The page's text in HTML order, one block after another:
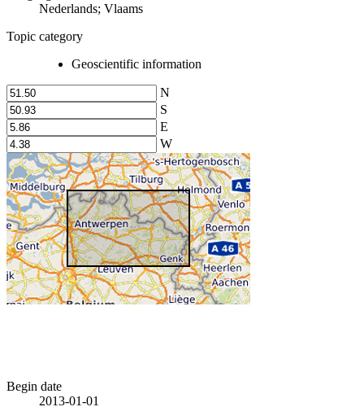
Nederlands; Vlaams
Topic category
Geoscientific information
N
S
E
W
Begin date
2013-01-01